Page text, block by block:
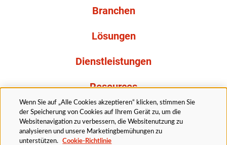
Branchen
Lösungen
Dienstleistungen
Resources
Über uns
Wenn Sie auf „Alle Cookies akzeptieren“ klicken, stimmen Sie
der Speicherung von Cookies auf Ihrem Gerät zu, um die
Websitenavigation zu verbessern, die Websitenutzung zu
analysieren und unsere Marketingbemühungen zu
unterstützen.
Cookie-Richtlinie